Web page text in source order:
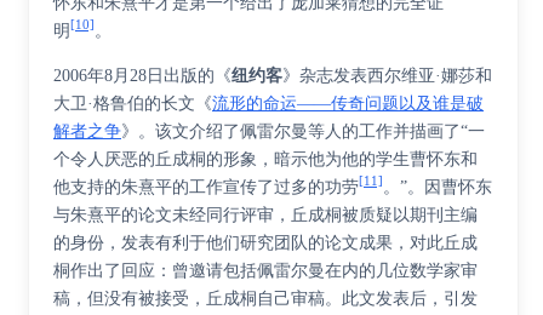
明 [10] 。
2006年8月28日出版的《纽约客》杂志发表西尔维亚·娜莎和
大卫·格鲁伯的长文《流形的命运——传奇问题以及谁是破
解者之争》。该文介绍了佩雷尔曼等人的工作并描画了“一
个令人厌恶的丘成桐的形象，暗示他为他的学生曹怀东和
他支持的朱熹平的工作宣传了过多的功劳[11] 。”。因曹怀东
与朱熹平的论文未经同行评审，丘成桐被质疑以期刊主编
的身份，发表有利于他们研究团队的论文成果，对此丘成
桐作出了回应：曾邀请包括佩雷尔曼在内的几位数学家审
稿，但没有被接受，丘成桐自己审稿。此文发表后，引发